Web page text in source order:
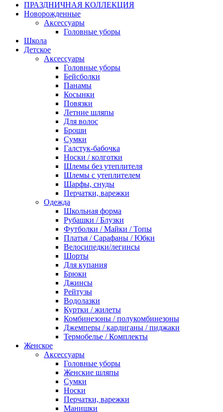
ПРАЗДНИЧНАЯ КОЛЛЕКЦИЯ
Новорожденные
Аксессуары
Головные уборы
Школа
Детское
Аксессуары
Головные уборы
Бейсболки
Панамы
Косынки
Повязки
Летние шляпы
Для волос
Броши
Сумки
Галстук-бабочка
Носки / колготки
Шлемы без утеплителя
Шлемы с утеплителем
Шарфы, снуды
Перчатки, варежки
Одежда
Школьная форма
Рубашки / Блузки
Футболки / Майки / Топы
Платья / Сарафаны / Юбки
Велосипедки/легинсы
Шорты
Для купания
Брюки
Джинсы
Рейтузы
Водолазки
Куртки / жилеты
Комбинезоны / полукомбинезоны
Джемперы / кардиганы / пиджаки
Термобелье / Комплекты
Женское
Аксессуары
Головные уборы
Женские шляпы
Сумки
Носки
Перчатки, варежки
Манишки